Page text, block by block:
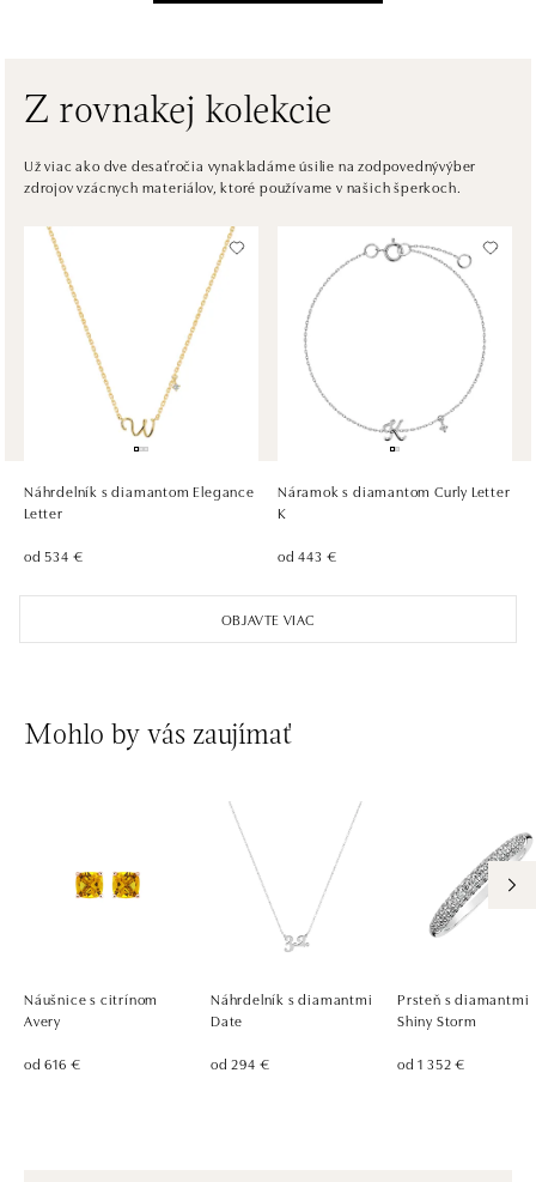
ALOve OC Nový Smíchov, Praha 5
Plzeňská 8, 150 00 Praha 5 - Anděl
tel.: +420736509250
ALOve OC Olympia, Brno
U Dálnice 777, 664 42 Brno
tel.: +420604389337
dnes otvorené do 21:00
ALOve Westfield Černý most, Praha 9
Chlumecká 765/6, 198 19 Praha 9
dnes otvorené do 21:00
Roztylská 2321/19, 148 00 Praha 4 - Chodov
dnes otvorené do 21:00
Z rovnakej kolekcie
Už viac ako dve desaťročia vynakladáme úsilie na zodpovednývýber
zdrojov vzácnych materiálov, ktoré používame v našich šperkoch.
OBJAVTE VIAC
Náhrdelník s diamantom Elegance
Letter
od 534 €
Náramok s diamantom Curly Letter
K
od 443 €
Mohlo by vás zaujímať
Náušnice s citrínom
Avery
od 616 €
Náhrdelník s diamantmi
Date
od 294 €
Prsteň s diamantmi
Shiny Storm
od 1 352 €